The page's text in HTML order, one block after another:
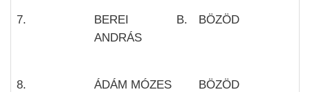
7.
BEREI B.
ANDRÁS
BÖZÖD
8. ÁDÁM MÓZES BÖZÖD